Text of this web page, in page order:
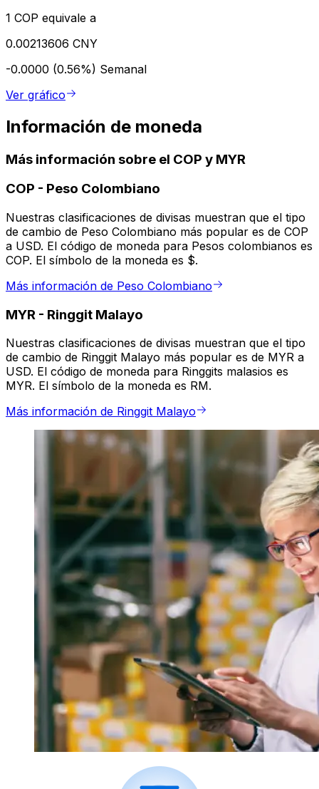
1 COP equivale a
0.00213606 CNY
-0.0000 (0.56%) Semanal
Ver gráfico
Información de moneda
Más información sobre el COP y MYR
COP - Peso Colombiano
Nuestras clasificaciones de divisas muestran que el tipo
de cambio de Peso Colombiano más popular es de COP
a USD. El código de moneda para Pesos colombianos es
COP. El símbolo de la moneda es $.
Más información de Peso Colombiano
MYR - Ringgit Malayo
Nuestras clasificaciones de divisas muestran que el tipo
de cambio de Ringgit Malayo más popular es de MYR a
USD. El código de moneda para Ringgits malasios es
MYR. El símbolo de la moneda es RM.
Más información de Ringgit Malayo